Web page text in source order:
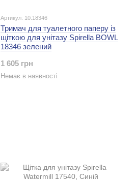
Артикул: 10.18346
Тримач для туалетного паперу із
щіткою для унітазу Spirella BOWL
18346 зелений
1 605 грн
Немає в наявності